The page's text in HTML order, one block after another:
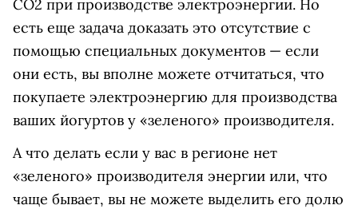
СО2 при производстве электроэнергии. Но
есть еще задача доказать это отсутствие с
помощью специальных документов — если
они есть, вы вполне можете отчитаться, что
покупаете электроэнергию для производства
ваших йогуртов у «зеленого» производителя.
А что делать если у вас в регионе нет
«зеленого» производителя энергии или, что
чаще бывает, вы не можете выделить его долю